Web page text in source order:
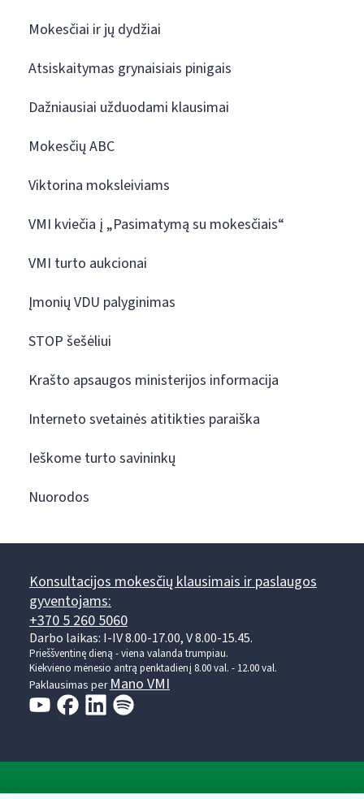
Mokesčiai ir jų dydžiai
Atsiskaitymas grynaisiais pinigais
Dažniausiai užduodami klausimai
Mokesčių ABC
Viktorina moksleiviams
VMI kviečia į „Pasimatymą su mokesčiais“
VMI turto aukcionai
Įmonių VDU palyginimas
STOP šešėliui
Krašto apsaugos ministerijos informacija
Interneto svetainės atitikties paraiška
Ieškome turto savininkų
Nuorodos
Konsultacijos mokesčių klausimais ir paslaugos
gyventojams:
+370 5 260 5060
Darbo laikas: I-IV 8.00-17.00, V 8.00-15.45.
Prieššventinę dieną - viena valanda trumpiau.
Kiekvieno mėnesio antrą penktadienį 8.00 val. - 12.00 val.
Paklausimas per Mano VMI